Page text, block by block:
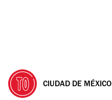
CIUDAD DE MÉXICO